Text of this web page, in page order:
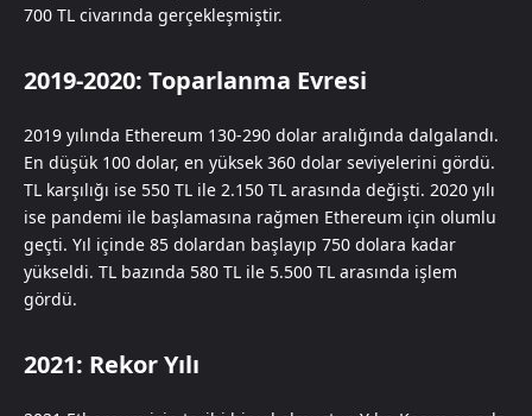
700 TL civarında gerçekleşmiştir.
2019-2020: Toparlanma Evresi
2019 yılında Ethereum 130-290 dolar aralığında dalgalandı.
En düşük 100 dolar, en yüksek 360 dolar seviyelerini gördü.
TL karşılığı ise 550 TL ile 2.150 TL arasında değişti. 2020 yılı
ise pandemi ile başlamasına rağmen Ethereum için olumlu
geçti. Yıl içinde 85 dolardan başlayıp 750 dolara kadar
yükseldi. TL bazında 580 TL ile 5.500 TL arasında işlem
gördü.
2021: Rekor Yılı